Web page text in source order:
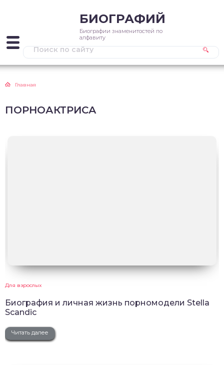
БИОГРАФИЙ
Биографии знаменитостей по
алфавиту
Главная
ПОРНОАКТРИСА
Для взрослых
Биография и личная жизнь порномодели Stella
Scandic
Читать далее